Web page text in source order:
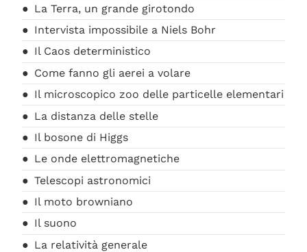
La Terra, un grande girotondo
Intervista impossibile a Niels Bohr
Il Caos deterministico
Come fanno gli aerei a volare
Il microscopico zoo delle particelle elementari
La distanza delle stelle
Il bosone di Higgs
Le onde elettromagnetiche
Telescopi astronomici
Il moto browniano
Il suono
La relatività generale